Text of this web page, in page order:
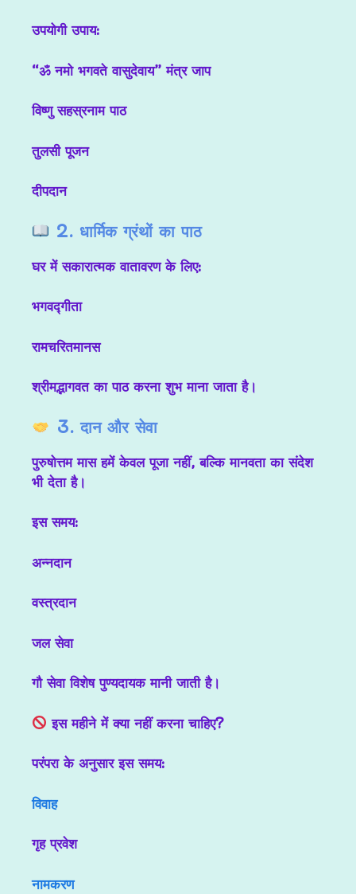
उपयोगी उपाय:
“ॐ नमो भगवते वासुदेवाय” मंत्र जाप
विष्णु सहस्रनाम पाठ
तुलसी पूजन
दीपदान
2. धार्मिक ग्रंथों का पाठ
घर में सकारात्मक वातावरण के लिए:
भगवद्गीता
रामचरितमानस
श्रीमद्भागवत का पाठ करना शुभ माना जाता है।
3. दान और सेवा
पुरुषोत्तम मास हमें केवल पूजा नहीं, बल्कि मानवता का संदेश
भी देता है।
इस समय:
अन्नदान
वस्त्रदान
जल सेवा
गौ सेवा विशेष पुण्यदायक मानी जाती है।
इस महीने में क्या नहीं करना चाहिए?
परंपरा के अनुसार इस समय:
विवाह
गृह प्रवेश
नामकरण